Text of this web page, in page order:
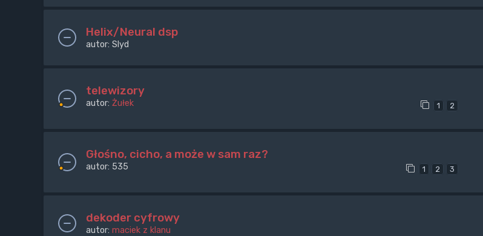
Helix/Neural dsp
autor: Slyd
telewizory
autor: Żułek 1 2
Głośno, cicho, a może w sam raz?
autor: 535 1 2 3
dekoder cyfrowy
autor: maciek z klanu